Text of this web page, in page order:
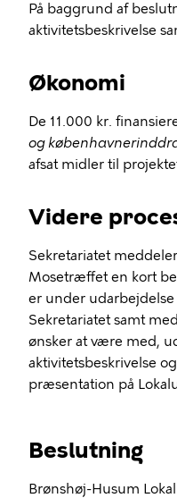
På baggrund af
aktivitetsbeskrivelse
Økonomi
De 11.000 kr.
og
afsat midler til
Videre
Sekretariatet
Mosetræffet en kort
er under udarbejdelse
Sekretariatet samt
ønsker at være med,
aktivitetsbeskrivelse
præsentation på
Beslutning
Brønshøj-Husum